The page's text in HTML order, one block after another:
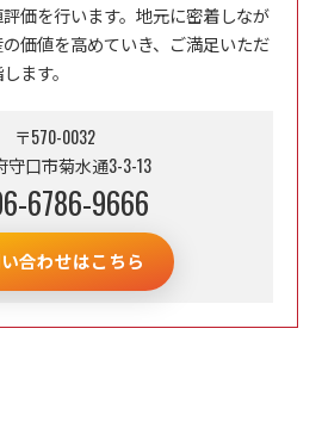
価を行います。地元に密着しなが
価値を高めていき、ご満足いただ
ます。
〒570-0032
守口市菊水通3-3-13
6786-9666
合わせはこちら